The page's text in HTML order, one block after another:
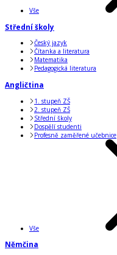
Vše
Střední školy
Český jazyk
Čítanka a literatura
Matematika
Pedagogická literatura
Angličtina
1. stupeň ZŠ
2. stupeň ZŠ
Střední školy
Dospělí studenti
Profesně zaměřené učebnice
Vše
Němčina